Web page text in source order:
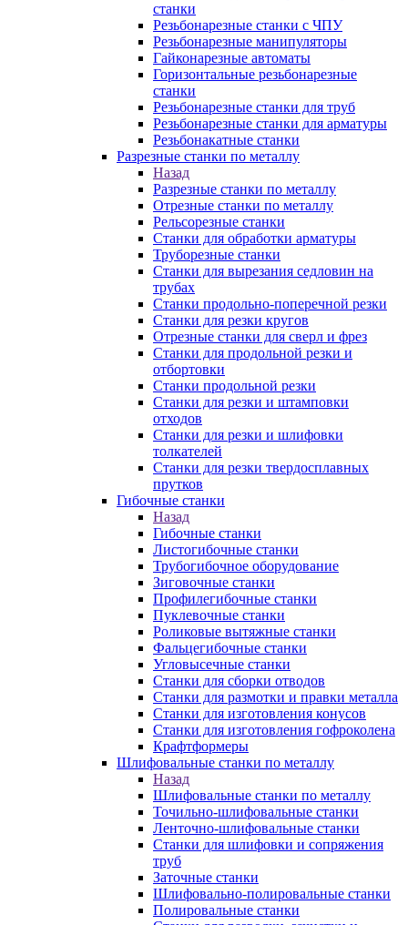
станки
Резьбонарезные станки с ЧПУ
Резьбонарезные манипуляторы
Гайконарезные автоматы
Горизонтальные резьбонарезные
станки
Резьбонарезные станки для труб
Резьбонарезные станки для арматуры
Резьбонакатные станки
Разрезные станки по металлу
Назад
Разрезные станки по металлу
Отрезные станки по металлу
Рельсорезные станки
Станки для обработки арматуры
Труборезные станки
Станки для вырезания седловин на
трубаx
Станки продольно-поперечной резки
Станки для резки кругов
Отрезные станки для сверл и фрез
Станки для продольной резки и
отбортовки
Станки продольной резки
Станки для резки и штамповки
отходов
Станки для резки и шлифовки
толкателей
Станки для резки твердосплавных
прутков
Гибочные станки
Назад
Гибочные станки
Листогибочные станки
Трубогибочное оборудование
Зиговочные станки
Профилегибочные станки
Пуклевочные станки
Роликовые вытяжные станки
Фальцегибочные станки
Угловысечные станки
Станки для сборки отводов
Станки для размотки и правки металла
Станки для изготовления конусов
Станки для изготовления гофроколена
Крафтформеры
Шлифовальные станки по металлу
Назад
Шлифовальные станки по металлу
Точильно-шлифовальные станки
Ленточно-шлифовальные станки
Станки для шлифовки и сопряжения
труб
Заточные станки
Шлифовально-полировальные станки
Полировальные станки